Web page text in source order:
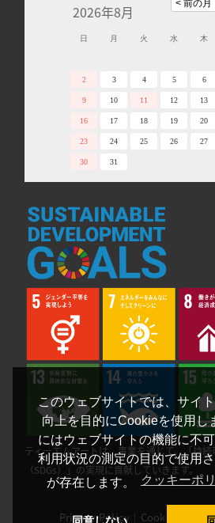
このウェブサイトでは、サイ
向上を目的にCookieを使用し
にはウェブサイトの機能に不可
利用状況の測定の目的で使用
が存在します。
クッキーポ
2026年8月
日 月 火 水 木
2 3 4 5 6
9 10 11 12 13
16 17 18 19 20
23 24 25 26 27
30 31
ティーエムアートは、事業を通じて、「持
（SDGs）」の実現に貢献していきます。
Privacy Policy Cookie Policy